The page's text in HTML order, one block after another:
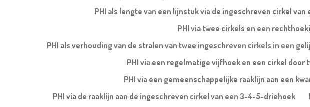
PHI als lengte van een lijnstuk via de ingeschreven cirkel van
PHI via twee cirkels en een
PHI als verhouding van de stralen van twee ingeschreven cirkels in een
PHI via een regelmatige vijfhoek en een cirkel door
PHI via een gemeenschappelijke raaklijn aan een
PHI via de raaklijn aan de ingeschreven cirkel van een 3-4-5-driehoek